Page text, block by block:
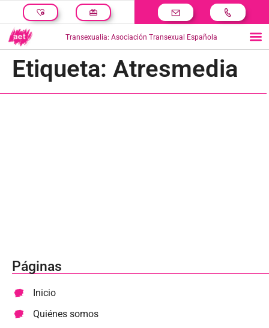
Transexualia: Asociación Transexual Española
Etiqueta: Atresmedia
Páginas
Inicio
Quiénes somos